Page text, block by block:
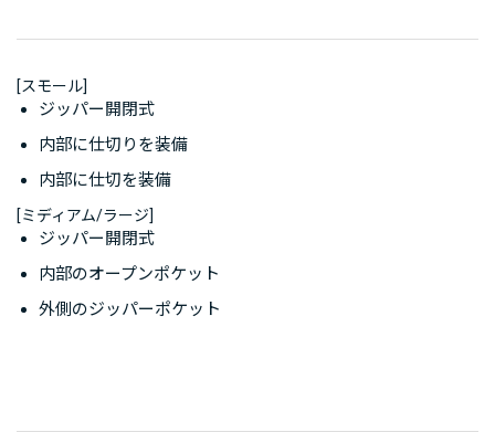
[スモール]
ジッパー開閉式
内部に仕切りを装備
内部に仕切を装備
[ミディアム/ラージ]
ジッパー開閉式
内部のオープンポケット
外側のジッパーポケット